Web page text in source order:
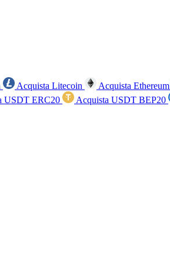
Acquista Litecoin Acquista Ethereum
USDT ERC20 Acquista USDT BEP20